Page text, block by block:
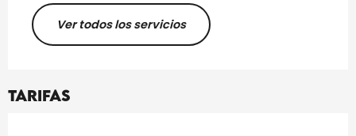
Ver todos los servicios
Tarifas